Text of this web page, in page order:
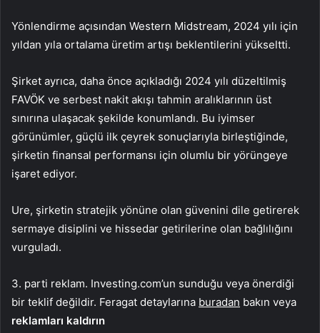
Yönlendirme açısından Western Midstream, 2024 yılı için
yıldan yıla ortalama üretim artışı beklentilerini yükseltti.
Şirket ayrıca, daha önce açıkladığı 2024 yılı düzeltilmiş
FAVÖK ve serbest nakit akışı tahmin aralıklarının üst
sınırına ulaşacak şekilde konumlandı. Bu iyimser
görünümler, güçlü ilk çeyrek sonuçlarıyla birleştiğinde,
şirketin finansal performansı için olumlu bir yörüngeye
işaret ediyor.
Ure, şirketin stratejik yönüne olan güvenini dile getirerek
sermaye disiplini ve hissedar getirilerine olan bağlılığını
vurguladı.
3. parti reklam. Investing.com’un sunduğu veya önerdiği
bir teklif değildir. Feragat detaylarına buradan bakın veya
reklamları kaldırın